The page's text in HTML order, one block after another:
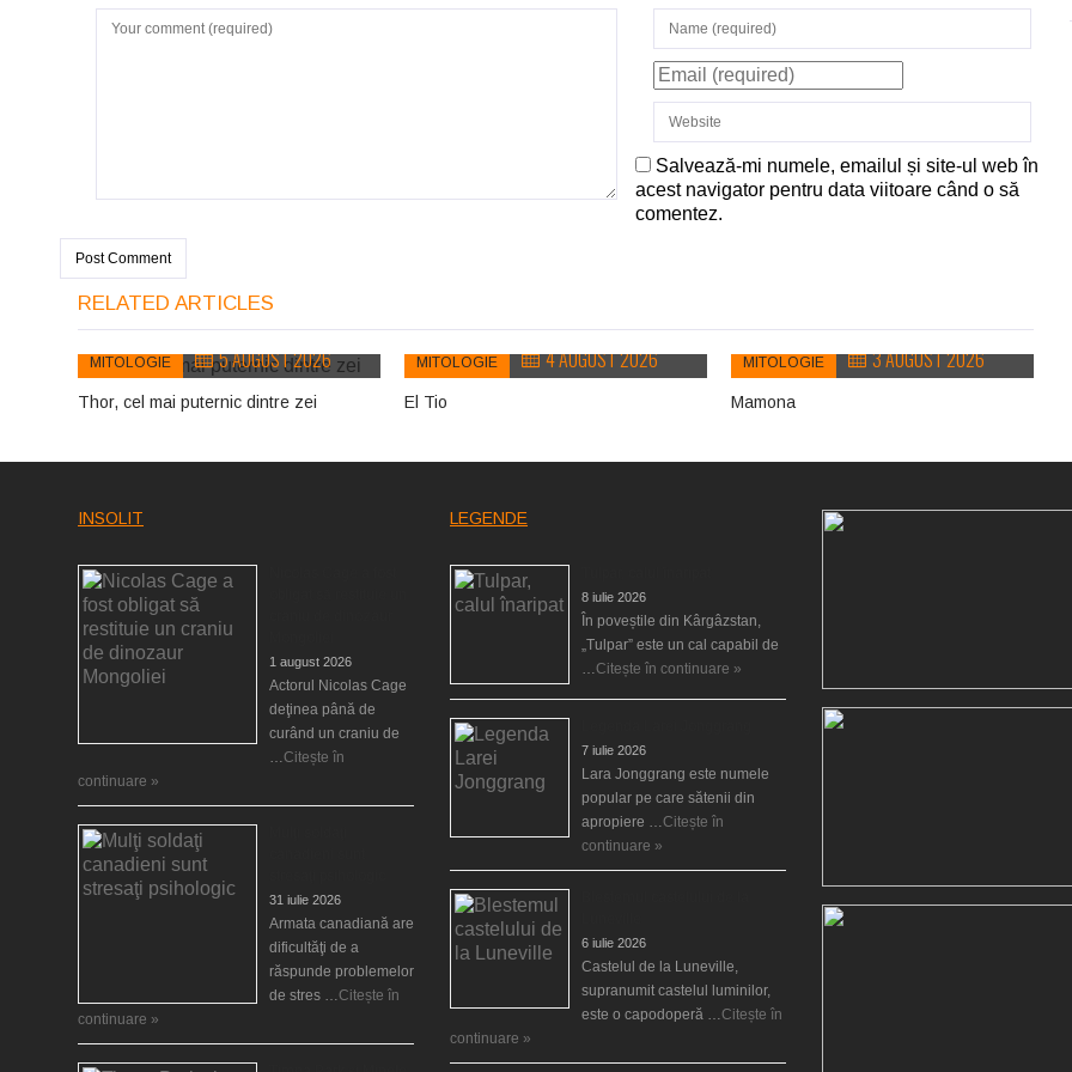
Salvează-mi numele, emailul și site-ul web în
acest navigator pentru data viitoare când o să
comentez.
RELATED ARTICLES
MITOLOGIE 5 AUGUST 2026
Thor, cel mai puternic dintre zei
MITOLOGIE 4 AUGUST 2026
El Tio
MITOLOGIE 3 AUGUST 2026
Mamona
INSOLIT
1 august 2026
Actorul Nicolas Cage
deţinea până de
curând un craniu de
…Citește în
continuare »
31 iulie 2026
Armata canadiană are
dificultăţi de a
răspunde problemelor
de stres …Citește în
continuare »
LEGENDE
8 iulie 2026
În poveștile din Kârgâzstan,
„Tulpar” este un cal capabil de
…Citește în continuare »
7 iulie 2026
Lara Jonggrang este numele
popular pe care sătenii din
apropiere …Citește în
continuare »
6 iulie 2026
Castelul de la Luneville,
supranumit castelul luminilor,
este o capodoperă …Citește în
continuare »